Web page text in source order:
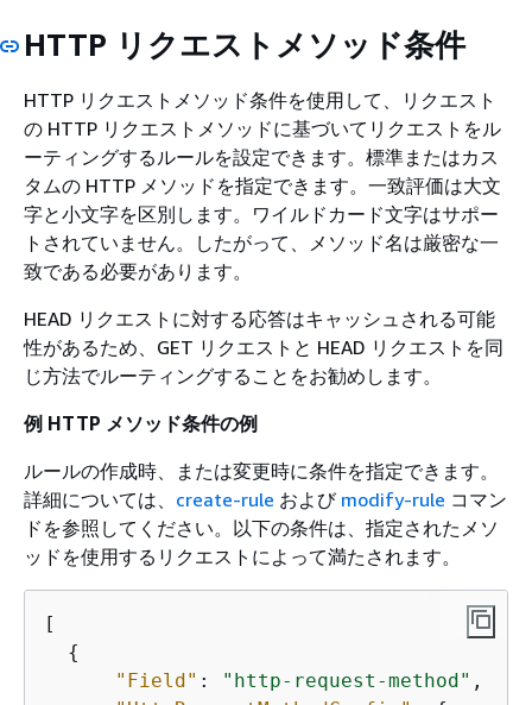
HTTP リクエストメソッド条件
HTTP リクエストメソッド条件を使用して、リクエスト
の HTTP リクエストメソッドに基づいてリクエストをル
ーティングするルールを設定できます。標準またはカス
タムの HTTP メソッドを指定できます。一致評価は大文
字と小文字を区別します。ワイルドカード文字はサポー
トされていません。したがって、メソッド名は厳密な一
致である必要があります。
HEAD リクエストに対する応答はキャッシュされる可能
性があるため、GET リクエストと HEAD リクエストを同
じ方法でルーティングすることをお勧めします。
例 HTTP メソッド条件の例
ルールの作成時、または変更時に条件を指定できます。
詳細については、 create-rule および modify-rule コマン
ドを参照してください。以下の条件は、指定されたメソ
ッドを使用するリクエストによって満たされます。
[
{
"Field" : "http-request-method" ,